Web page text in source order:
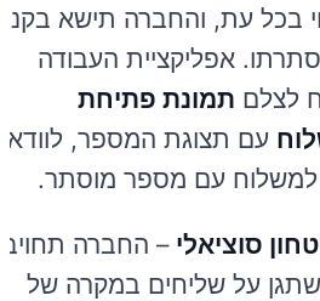
בכל עת, והחברה תישא
אפליקציית העבודה
לצלם תמונת פתיחת
עם תצוגת המספר, לוודא
למשלוח עם מספר מוסתר.
סוציאלי – החברה תחויב
על שליחים במקרה של